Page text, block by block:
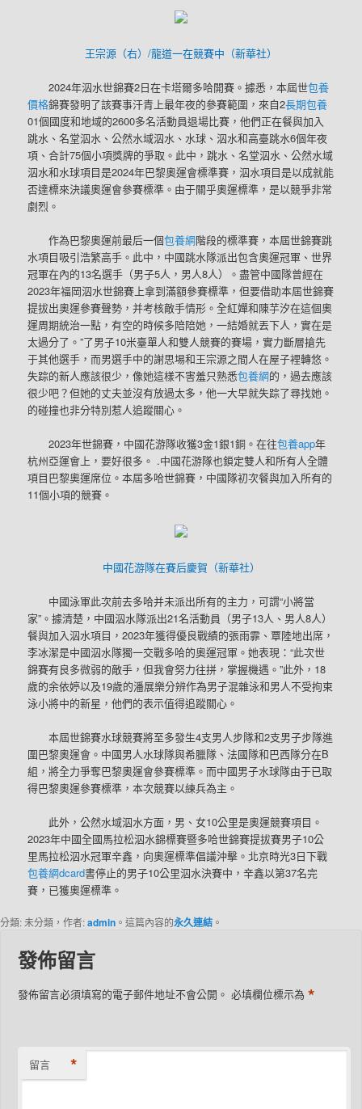
王宗源（右）/龍道一在競賽中（新華社）
2024年泅水世錦賽2日在卡塔爾多哈開賽。據悉，本屆世包養
價格錦賽發明了該賽事汗青上最年夜的參賽範圍，來自2長期包養
01個國度和地域的2600多名活動員退場比賽，他們正在餐與加入
跳水、名堂泅水、公然水域泅水、水球、泅水和高臺跳水6個年夜
項、合計75個小項獎牌的爭取。此中，跳水、名堂泅水、公然水域
泅水和水球項目是2024年巴黎奧運會標準賽，泅水項目是以成就能
否達標來決議奧運會參賽標準。由于關乎奧運標準，是以競爭非常
劇烈。
作為巴黎奧運前最后一個包養網階段的標準賽，本屆世錦賽跳
水項目吸引浩繁高手。此中，中國跳水隊派出包含奧運冠軍、世界
冠軍在內的13名選手（男子5人，男人8人）。盡管中國隊曾經在
2023年福岡泅水世錦賽上拿到滿額參賽標準，但要借助本屆世錦賽
提拔出奧運參賽聲勢，并考核敵手情形。全紅嬋和陳芋汐在這個奧
運周期統治一點，有空的時候多陪陪她，一結婚就丟下人，實在是
太過分了。”了男子10米臺單人和雙人競賽的賽場，實力斷層搶先
于其他選手，而男選手中的謝思埸和王宗源之間人在屋子裡轉悠。
失踪的新人應該很少，像她這樣不害羞只熟悉包養網的，過去應該
很少吧？但她的丈夫並沒有放過太多，他一大早就失踪了尋找她。
的碰撞也非分特別惹人追蹤關心。
2023年世錦賽，中國花游隊收獲3金1銀1銅。在往包養app年
杭州亞運會上，要好很多。 .中國花游隊也鎖定雙人和所有人全體
項目巴黎奧運席位。本屆多哈世錦賽，中國隊初次餐與加入所有的
11個小項的競賽。
中國花游隊在賽后慶賀（新華社）
中國泳軍此次前去多哈并未派出所有的主力，可謂“小將當
家”。據清楚，中國泅水隊派出21名活動員（男子13人、男人8人）
餐與加入泅水項目，2023年獲得優良戰績的張雨霏、覃陸地出席，
李冰潔是中國泅水隊獨一交戰多哈的奧運冠軍。她表現：“此次世
錦賽有良多微弱的敵手，但我會努力往拼，掌握機遇。”此外，18
歲的余依婷以及19歲的潘展樂分辨作為男子混雜泳和男人不受拘束
泳小將中的新星，他們的表示值得追蹤關心。
本屆世錦賽水球競賽將至多發生4支男人步隊和2支男子步隊進
圍巴黎奧運會。中國男人水球隊與希臘隊、法國隊和巴西隊分在B
組，將全力爭奪巴黎奧運會參賽標準。而中國男子水球隊由于已取
得巴黎奧運參賽標準，本次競賽以練兵為主。
此外，公然水域泅水方面，男、女10公里是奧運競賽項目。
2023年中國全國馬拉松泅水錦標賽暨多哈世錦賽提拔賽男子10公
里馬拉松泅水冠軍辛鑫，向奧運標準倡議沖擊。北京時光3日下戰
包養網dcard書停止的男子10公里泅水決賽中，辛鑫以第37名完
賽，已獲奧運標準。
分類: 未分類，作者:admin 。這篇內容的永久連結 。
發佈留言
發佈留言必須填寫的電子郵件地址不會公開。 必填欄位標示為*
留言 *